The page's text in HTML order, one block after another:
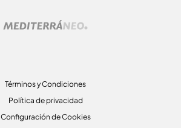
Términos y Condiciones
Política de privacidad
Configuración de Cookies